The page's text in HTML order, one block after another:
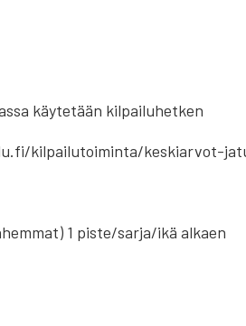
käytetään kilpailuhetken
kilpailutoiminta/keskiarvot-
1 piste/sarja/ikä alkaen